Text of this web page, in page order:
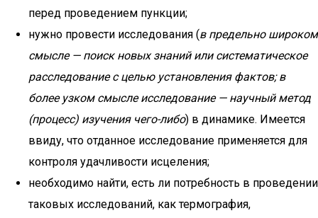
перед проведением пункции;
нужно провести исследования (в предельно широком
смысле — поиск новых знаний или систематическое
расследование с целью установления фактов; в
более узком смысле исследование — научный метод
(процесс) изучения чего-либо) в динамике. Имеется
ввиду, что отданное исследование применяется для
контроля удачливости исцеления;
необходимо найти, есть ли потребность в проведении
таковых исследований, как термография,